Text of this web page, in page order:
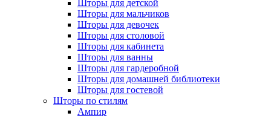
Шторы для детской
Шторы для мальчиков
Шторы для девочек
Шторы для столовой
Шторы для кабинета
Шторы для ванны
Шторы для гардеробной
Шторы для домашней библиотеки
Шторы для гостевой
Шторы по стилям
Ампир